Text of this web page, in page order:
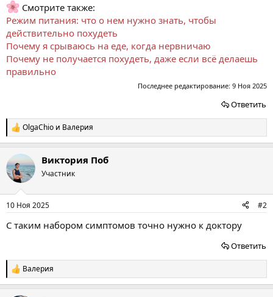
Смотрите также:
Режим питания: что о нем нужно знать, чтобы
действительно похудеть
Почему я срываюсь на еде, когда нервничаю
Почему не получается похудеть, даже если всё делаешь
правильно
Последнее редактирование: 9 Ноя 2025
Ответить
Р
е
к
ц
и
OlgaChio и Валерия
Виктория Поб
Участник
10 Ноя 2025 #2
С таким набором симптомов точно нужно к доктору
Ответить
Р
е
Валерия